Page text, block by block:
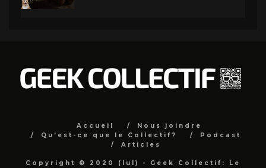
Accueil
Nous joindre
Qu’est-ce que le Collectif?
Podcast
Articles
Copyright © 2020 (lul) - Geek Collectif: Le